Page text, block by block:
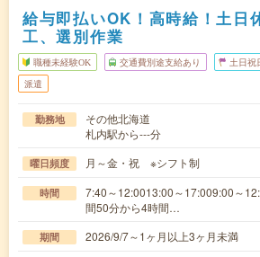
給与即払いOK！高時給！土日
工、選別作業
職種未経験OK 交通費別途支給あり 土日祝
派遣
勤務地
その他北海道
札内駅から---分
曜日頻度 月～金・祝 ※シフト制
時間
7:40～12:0013:00～17:009:00～
間50分から4時間…
期間 2026/9/7～1ヶ月以上3ヶ月未満